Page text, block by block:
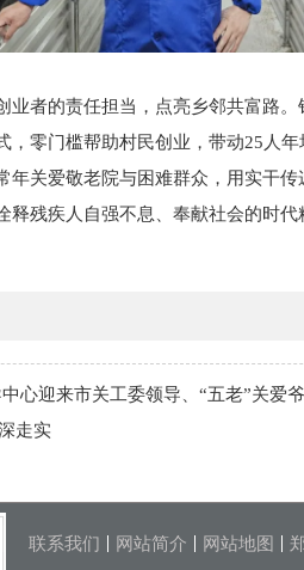
者的责任担当，点亮乡邻共富路
零门槛帮助村民创业，带动25人
关爱敬老院与困难群众，用实干
残疾人自强不息、奉献社会的时代
心迎来市关工委领导、“五老”关爱
走实
联系我们 网站简介 网站地图